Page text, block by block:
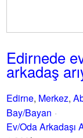
Edirnede
arkadaş
Edirne, Merkez,
Bay/Bayan
Ev/Oda Arkadaşı